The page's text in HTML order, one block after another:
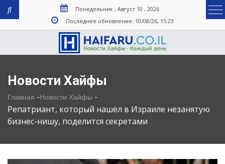
Понедельник , Август 10 , 2026
Последнее обновление: 10/08/26, 15:23
Новости Хайфы
Главная -Новости Хайфы -
Репатриант, который нашёл в Израиле незанятую
бизнес-нишу, поделится секретами